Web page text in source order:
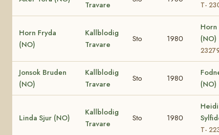
Travare
T-
Horn Fryda
(NO)
Kallblodig
Travare
Sto 1980
Horn
(NO)
Jonsok Bruden
(NO)
Kallblodig
Travare
Sto 1980
(NO)
Linda Sjur (NO)
Kallblodig
Travare
Sto 1980
Heidi
T-